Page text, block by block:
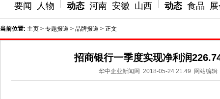
要闻
人物
动态 河南 安徽 山西
动态 食品
当前位置: 主页 > 专题报道 > 品牌报道 > 正文
招商银行一季度实现净利润
华中企业新闻网 2018-05-24 21:49 网站编辑